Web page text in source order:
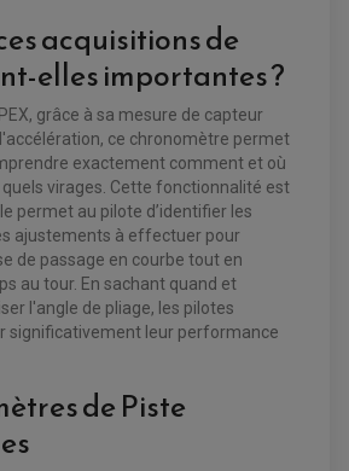
acquisitions de
elles importantes ?
grâce à sa mesure de capteur
l'accélération, ce chronomètre permet
exactement comment et où
virages. Cette fonctionnalité est
permet au pilote d’identifier les
ajustements à effectuer pour
de passage en courbe tout en
au tour. En sachant quand et
l'angle de pliage, les pilotes
significativement leur performance
de Piste